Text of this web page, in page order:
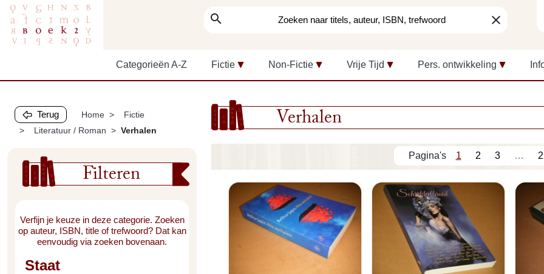
search clear
Categorieën A-Z Fictie Non-Fictie Vrije Tijd Pers. ontwikkeling
Terug Home
Fictie
Literatuur / Roman
Verhalen
Filteren
Verfijn je keuze in deze categorie. Zoeken
op auteur, ISBN, title of trefwoord? Dat kan
eenvoudig via zoeken bovenaan.
Staat
Verhalen
1 2 3 …